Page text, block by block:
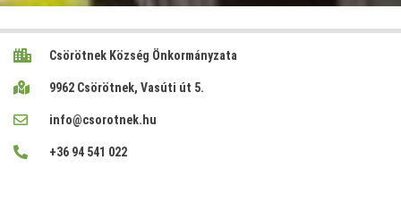
Csörötnek Község Önkormányzata
9962 Csörötnek, Vasúti út 5.
info@csorotnek.hu
+36 94 541 022